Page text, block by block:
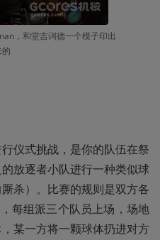
，和堂吉诃德一个模子印出
仪式挑战，是你的队伍在祭
放逐者小队进行一种类似球
杀）。比赛的规则是双方各
每组派三个队员上场，场地
某一方将一颗球体扔进对方